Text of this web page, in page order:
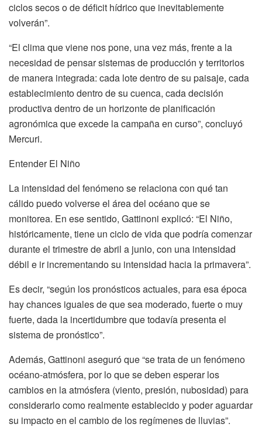
ciclos secos o de déficit hídrico que inevitablemente
volverán”.
“El clima que viene nos pone, una vez más, frente a la
necesidad de pensar sistemas de producción y territorios
de manera integrada: cada lote dentro de su paisaje, cada
establecimiento dentro de su cuenca, cada decisión
productiva dentro de un horizonte de planificación
agronómica que excede la campaña en curso”, concluyó
Mercuri.
Entender El Niño
La intensidad del fenómeno se relaciona con qué tan
cálido puedo volverse el área del océano que se
monitorea. En ese sentido, Gattinoni explicó: “El Niño,
históricamente, tiene un ciclo de vida que podría comenzar
durante el trimestre de abril a junio, con una intensidad
débil e ir incrementando su intensidad hacia la primavera”.
Es decir, “según los pronósticos actuales, para esa época
hay chances iguales de que sea moderado, fuerte o muy
fuerte, dada la incertidumbre que todavía presenta el
sistema de pronóstico”.
Además, Gattinoni aseguró que “se trata de un fenómeno
océano-atmósfera, por lo que se deben esperar los
cambios en la atmósfera (viento, presión, nubosidad) para
considerarlo como realmente establecido y poder aguardar
su impacto en el cambio de los regímenes de lluvias”.